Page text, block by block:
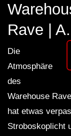
Rave |
Die
Atmosphäre
des
Warehouse
hat etwas
Stroboskoplicht